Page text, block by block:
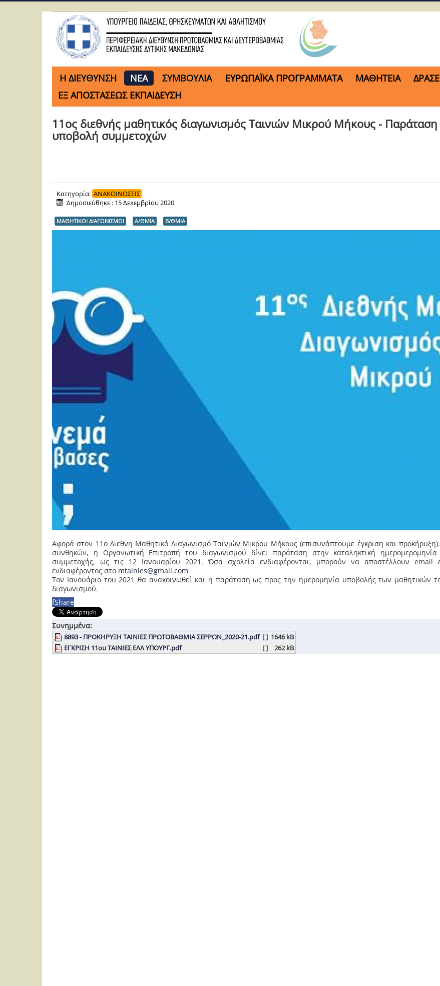
H ΔΙΕΥΘΥΝΣΗ ΝΕΑ ΣΥΜΒΟΥΛΙΑ ΕΥΡΩΠΑΪΚΑ ΠΡΟΓΡΑΜΜΑΤΑ ΜΑΘΗΤΕΙΑ
ΕΞ ΑΠΟΣΤΑΣΕΩΣ ΕΚΠΑΙΔΕΥΣΗ
11ος διεθνής μαθητικός διαγωνισμός Ταινιών Μικρού Μήκους -
υποβολή συμμετοχών
Κατηγορία: ΑΝΑΚΟΙΝΩΣΕΙΣ
Δημοσιεύθηκε : 15 Δεκεμβρίου 2020
ΜΑΘΗΤΙΚΟΙ ΔΙΑΓΩΝΙΣΜΟΙ Α/ΘΜΙΑ Β/ΘΜΙΑ
Αφορά στον 11ο Διεθνη Μαθητικό Διαγωνισμό Ταινιών Μικρου Μήκους (επισυνάπτουμε έγκριση και
συνθηκών, η Οργανωτική Επιτροπή του διαγωνισμού δίνει παράταση στην καταληκτική
συμμετοχής, ως τις 12 Ιανουαρίου 2021. Όσα σχολεία ενδιαφέρονται, μπορούν να αποστέλλουν email
ενδιαφέροντος στο mtainies@gmail.com
Τον Ιανουάριο του 2021 θα ανακοινωθεί και η παράταση ως προς την ημερομηνία υποβολής των μαθητικών
διαγωνισμού.
fShare
Συνημμένα:
8893 - ΠΡΟΚΗΡΥΞΗ ΤΑΙΝΙΕΣ ΠΡΩΤΟΒΑΘΜΙΑ ΣΕΡΡΩΝ_2020-21.pdf [ ] 1646 kB
ΕΓΚΡΙΣΗ 11ου ΤΑΙΝΙΕΣ ΕΛΛ ΥΠΟΥΡΓ.pdf
[ ] 262 kB